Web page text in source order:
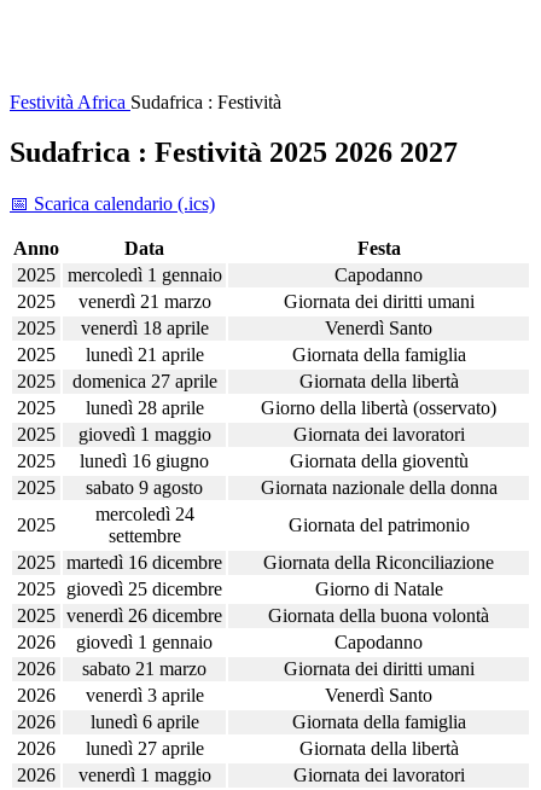
Festività Africa Sudafrica : Festività
Sudafrica : Festività 2025 2026 2027
📅 Scarica calendario (.ics)
Anno Data
Festa
2025 mercoledì 1 gennaio
Capodanno
2025
venerdì 21 marzo
Giornata dei diritti umani
2025
venerdì 18 aprile
Venerdì Santo
2025
lunedì 21 aprile
Giornata della famiglia
2025
domenica 27 aprile
Giornata della libertà
2025
lunedì 28 aprile
Giorno della libertà (osservato)
2025
giovedì 1 maggio
Giornata dei lavoratori
2025
lunedì 16 giugno
Giornata della gioventù
2025
sabato 9 agosto
Giornata nazionale della donna
2025
mercoledì 24
settembre
Giornata del patrimonio
2025 martedì 16 dicembre
Giornata della Riconciliazione
2025 giovedì 25 dicembre
Giorno di Natale
2025 venerdì 26 dicembre
Giornata della buona volontà
2026
giovedì 1 gennaio
Capodanno
2026
sabato 21 marzo
Giornata dei diritti umani
2026
venerdì 3 aprile
Venerdì Santo
2026
lunedì 6 aprile
Giornata della famiglia
2026
lunedì 27 aprile
Giornata della libertà
2026
venerdì 1 maggio
Giornata dei lavoratori